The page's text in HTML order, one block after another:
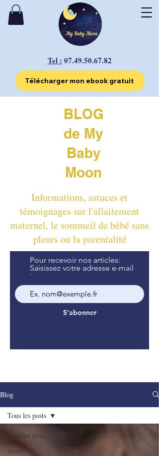
Tel : 07.49.50.67.82
Télécharger mon ebook gratuit
BLOG
de My
Baby
Moon
Informations, astuces et
témoignages sur l'allaitement
maternel, le sommeil de bébé sans
pleurs ou la parentalité
Pour recevoir nos articles:
Saisissez votre adresse e-mail
S'abonner
Blog
Tous les posts
divers
Tous les posts